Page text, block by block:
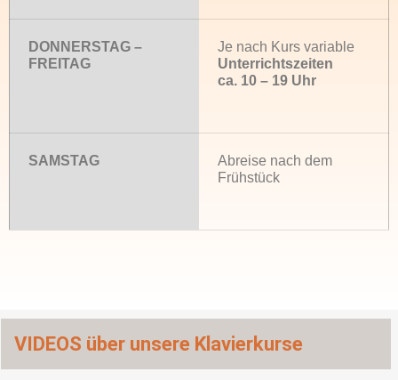
DONNERSTAG –
FREITAG
Je nach Kurs variable
Unterrichtszeiten
ca. 10 – 19 Uhr
SAMSTAG
Abreise nach dem
Frühstück
VIDEOS über unsere Klavierkurse